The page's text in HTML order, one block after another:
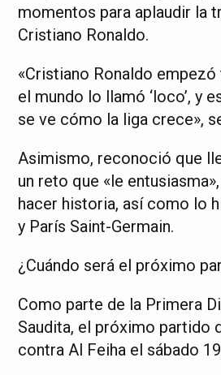
momentos para aplaudir la
Cristiano Ronaldo.
«Cristiano Ronaldo
el mundo lo llamó ‘loco’, y
se ve cómo la liga crece»,
Asimismo, reconoció que
un reto que «le
hacer historia, así como lo
y París Saint-Germain.
¿Cuándo será el próximo
Como parte de la Primera
Saudita, el próximo partido
contra Al Feiha el sábado